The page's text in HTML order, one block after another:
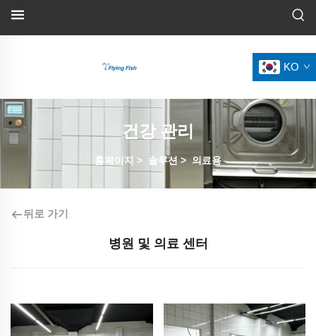
KO
건강 관리
홈페이지 > 솔루션 > 의료용
뒤로 가기
병원 및 의료 센터